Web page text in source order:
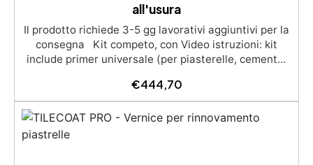
all'usura
Il prodotto richiede 3-5 gg lavorativi aggiuntivi per la
consegna Kit competo, con Video istruzioni: kit
include primer universale (per piasterelle, cemento,
pronto all'uso! Massima resistenza all'usura: il
sistema poliaspartico SPARTA offre una protezione
eccezionale contro graffi, agenti chimici e carichi
pesanti, ideale per ambienti ad alto traffico.​
€444,70